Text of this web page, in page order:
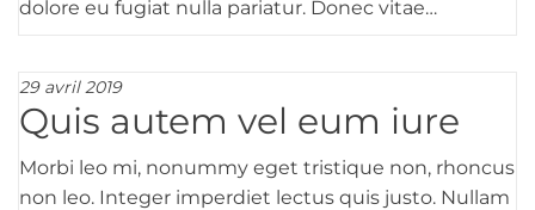
dolore eu fugiat nulla pariatur. Donec vitae…
29 avril 2019
Quis autem vel eum iure
Morbi leo mi, nonummy eget tristique non, rhoncus
non leo. Integer imperdiet lectus quis justo. Nullam